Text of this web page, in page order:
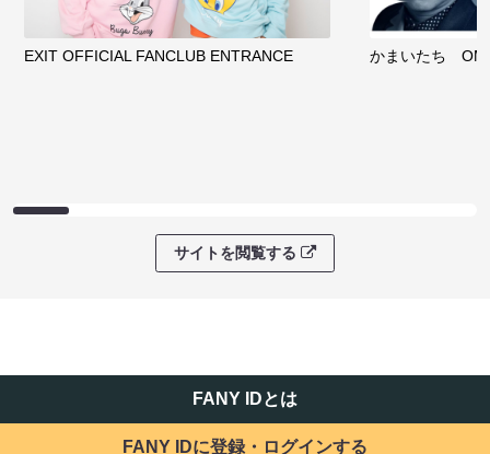
EXIT OFFICIAL FANCLUB ENTRANCE かまいたち
サイトを閲覧する
FANY IDとは
FANY IDに登録・ログインする